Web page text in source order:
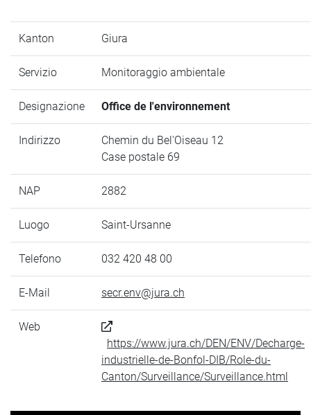
Kanton Giura
Servizio Monitoraggio ambientale
Designazione Office de l'environnement
Indirizzo
Chemin du Bel'Oiseau 12
Case postale 69
NAP 2882
Luogo Saint-Ursanne
Telefono 032 420 48 00
E-Mail secr.env@jura.ch
Web
https://www.jura.ch/DEN/ENV/Decharge-
industrielle-de-Bonfol-DIB/Role-du-
Canton/Surveillance/Surveillance.html